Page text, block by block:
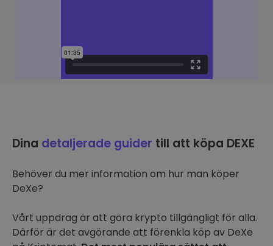
Dina detaljerade guider till att köpa DEXE
Behöver du mer information om hur man köper
DeXe?
Vårt uppdrag är att göra krypto tillgängligt för alla.
Därför är det avgörande att förenkla köp av DeXe